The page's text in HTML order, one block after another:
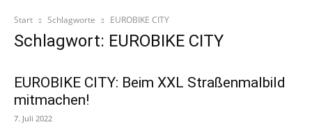
Frankfurter
Start Schlagworte EUROBIKE CITY
Schlagwort: EUROBIKE CITY
EUROBIKE CITY: Beim XXL Straßenmalbild
mitmachen!
7. Juli 2022